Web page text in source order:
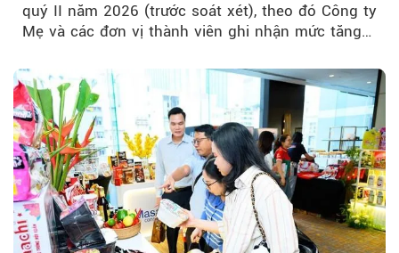
quý II năm 2026 (trước soát xét), theo đó Công ty
Mẹ và các đơn vị thành viên ghi nhận mức tăng